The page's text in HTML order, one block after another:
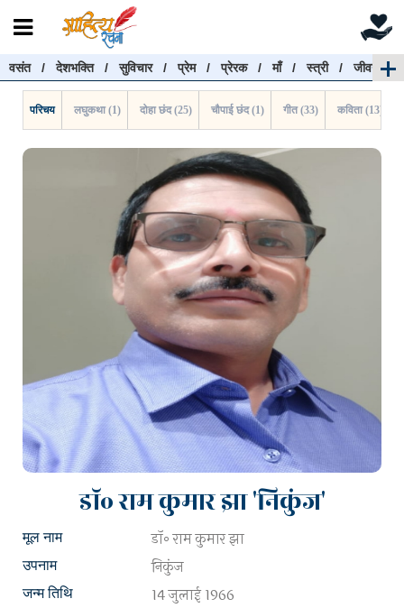
वसंत/देशभक्ति/सुविचार/प्रेम/प्रेरक/माँ/स्त्री/जीवन
परिचय लघुकथा (1) दोहा छंद (25) चौपाई छंद (1) गीत (33) कविता (13)
डॉ॰ राम कुमार झा 'निकुंज'
मूल नाम डॉ॰ राम कुमार झा
उपनाम निकुंज
जन्म तिथि 14 जुलाई 1966
रचनाएँ खोजें
रचनाएँ खोजने के लिए नीचे दी गई बॉक्स में हिन्दी में लिखें और
"खोजें" बटन पर क्लिक करें
खोजें